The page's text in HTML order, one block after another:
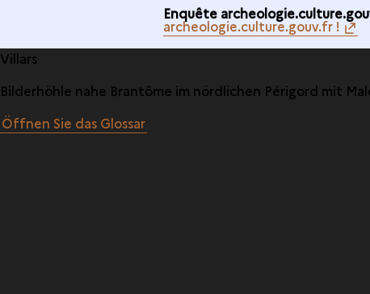
Enquête
archeologie.culture.gouv.fr !
Villars
Bilderhöhle nahe Brantôme im nördlichen Périgord mit
Öffnen Sie das Glossar